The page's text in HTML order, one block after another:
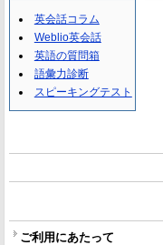
英会話コラム
Weblio英会話
英語の質問箱
語彙力診断
スピーキングテスト
ご利用にあたって